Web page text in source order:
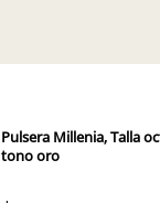
Pulsera Millenia, Talla
tono oro